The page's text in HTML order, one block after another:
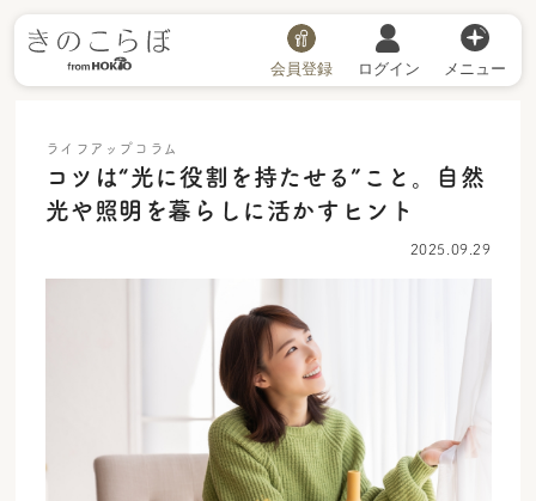
会員登録 ログイン メニュー
ライフアップコラム
コツは“光に役割を持たせる”こと。自然
光や照明を暮らしに活かすヒント
2025.09.29